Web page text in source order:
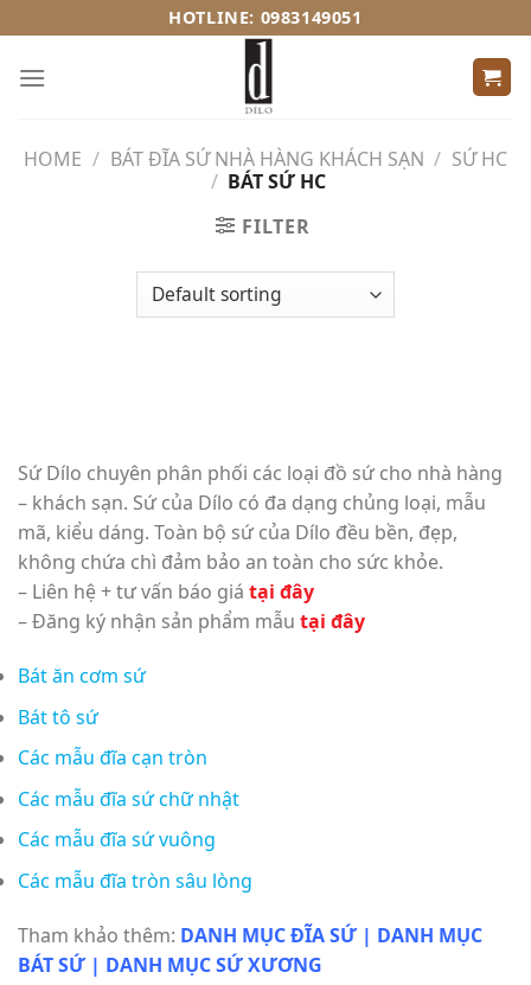
to
content
HOTLINE: 0983149051
HOME / BÁT ĐĨA SỨ NHÀ HÀNG KHÁCH SẠN / SỨ HC
/ BÁT SỨ HC
FILTER
Sứ Dílo chuyên phân phối các loại đồ sứ cho nhà hàng
– khách sạn. Sứ của Dílo có đa dạng chủng loại, mẫu
mã, kiểu dáng. Toàn bộ sứ của Dílo đều bền, đẹp,
không chứa chì đảm bảo an toàn cho sức khỏe.
– Liên hệ + tư vấn báo giá tại đây
– Đăng ký nhận sản phẩm mẫu tại đây
Bát ăn cơm sứ
Bát tô sứ
Các mẫu đĩa cạn tròn
Các mẫu đĩa sứ chữ nhật
Các mẫu đĩa sứ vuông
Các mẫu đĩa tròn sâu lòng
Tham khảo thêm: DANH MỤC ĐĨA SỨ| DANH MỤC
BÁT SỨ| DANH MỤC SỨ XƯƠNG